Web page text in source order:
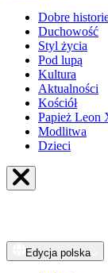
Dobre
Duchowość
Styl życia
Pod lupą
Kultura
Aktualności
Kościół
Papież Leon
Modlitwa
Dzieci
Edycja polska